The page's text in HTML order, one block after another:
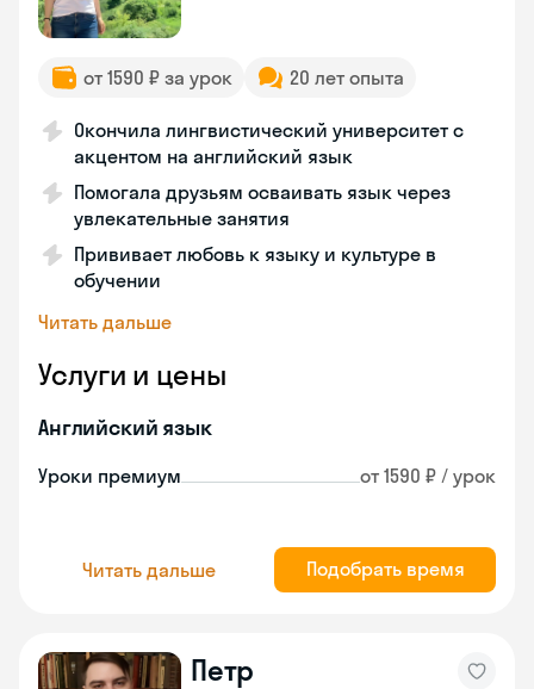
от 1590 ₽ за урок 20 лет опыта
Окончила лингвистический университет с
акцентом на английский язык
Помогала друзьям осваивать язык через
увлекательные занятия
Прививает любовь к языку и культуре в
обучении
Читать дальше
Услуги и цены
Английский язык
Уроки премиум от 1590 ₽ / урок
Читать дальше Подобрать время
Петр